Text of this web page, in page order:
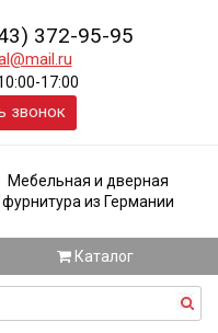
372-95-95
17:00
звонок
Мебельная и дверная
фурнитура из Германии
Каталог